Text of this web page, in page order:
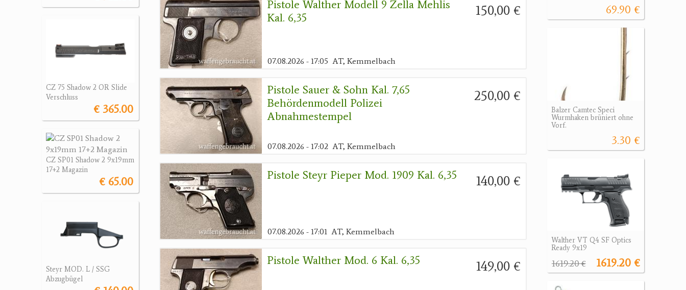
CZ 75 Shadow 2 OR Slide
Verschluss
€ 365.00
CZ SP01 Shadow 2 9x19mm
17+2 Magazin
€ 65.00
Steyr MOD. L / SSG
Abzugbügel
150,00 €
Pistole Walther Modell 9 Zella Mehlis
Kal. 6,35
07.08.2026 - 17:05 AT, Kemmelbach
250,00 €
Pistole Sauer & Sohn Kal. 7,65
Behördenmodell Polizei
Abnahmestempel
07.08.2026 - 17:02 AT, Kemmelbach
140,00 €
Pistole Steyr Pieper Mod. 1909 Kal. 6,35
07.08.2026 - 17:01 AT, Kemmelbach
149,00 €
Pistole Walther Mod. 6 Kal. 6,35
69.90 €
Balzer Camtec Speci
Wurmhaken brüniert ohne
Vorf.
3.30 €
Walther VT Q4 SF Optics
Ready 9x19
1619.20 €
1619.20 €